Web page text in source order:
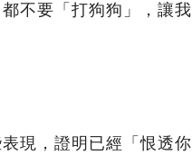
不要「打狗狗」，讓
現，證明已經「恨透你